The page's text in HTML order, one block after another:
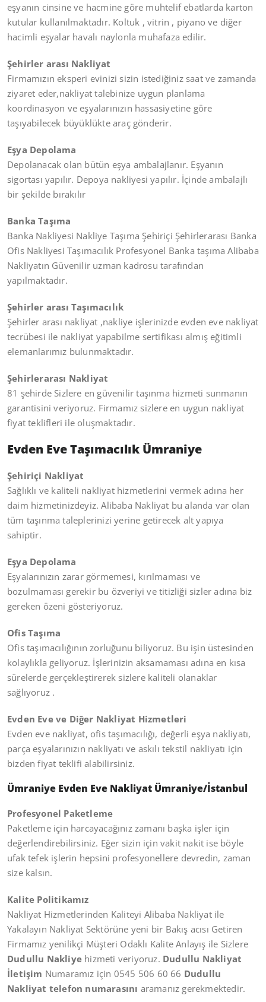
eşyanın cinsine ve hacmine göre muhtelif ebatlarda karton
kutular kullanılmaktadır. Koltuk , vitrin , piyano ve diğer
hacimli eşyalar havalı naylonla muhafaza edilir.
Şehirler arası Nakliyat
Firmamızın eksperi evinizi sizin istediğiniz saat ve zamanda
ziyaret eder,nakliyat talebinize uygun planlama
koordinasyon ve eşyalarınızın hassasiyetine göre
taşıyabilecek büyüklükte araç gönderir.
Eşya Depolama
Depolanacak olan bütün eşya ambalajlanır. Eşyanın
sigortası yapılır. Depoya nakliyesi yapılır. İçinde ambalajlı
bir şekilde bırakılır
Banka Taşıma
Banka Nakliyesi Nakliye Taşıma Şehiriçi Şehirlerarası Banka
Ofis Nakliyesi Taşımacılık Profesyonel Banka taşıma Alibaba
Nakliyatın Güvenilir uzman kadrosu tarafından
yapılmaktadır.
Şehirler arası Taşımacılık
Şehirler arası nakliyat ,nakliye işlerinizde evden eve nakliyat
tecrübesi ile nakliyat yapabilme sertifikası almış eğitimli
elemanlarımız bulunmaktadır.
Şehirlerarası Nakliyat
81 şehirde Sizlere en güvenilir taşınma hizmeti sunmanın
garantisini veriyoruz. Firmamız sizlere en uygun nakliyat
fiyat teklifleri ile oluşmaktadır.
Evden Eve Taşımacılık Ümraniye
Şehiriçi Nakliyat
Sağlıklı ve kaliteli nakliyat hizmetlerini vermek adına her
daim hizmetinizdeyiz. Alibaba Nakliyat bu alanda var olan
tüm taşınma taleplerinizi yerine getirecek alt yapıya
sahiptir.
Eşya Depolama
Eşyalarınızın zarar görmemesi, kırılmaması ve
bozulmaması gerekir bu özveriyi ve titizliği sizler adına biz
gereken özeni gösteriyoruz.
Ofis Taşıma
Ofis taşımacılığının zorluğunu biliyoruz. Bu işin üstesinden
kolaylıkla geliyoruz. İşlerinizin aksamaması adına en kısa
sürelerde gerçekleştirerek sizlere kaliteli olanaklar
sağlıyoruz .
Evden Eve ve Diğer Nakliyat Hizmetleri
Evden eve nakliyat, ofis taşımacılığı, değerli eşya nakliyatı,
parça eşyalarınızın nakliyatı ve askılı tekstil nakliyatı için
bizden fiyat teklifi alabilirsiniz.
Ümraniye Evden Eve Nakliyat Ümraniye/İstanbul
Profesyonel Paketleme
Paketleme için harcayacağınız zamanı başka işler için
değerlendirebilirsiniz. Eğer sizin için vakit nakit ise böyle
ufak tefek işlerin hepsini profesyonellere devredin, zaman
size kalsın.
Kalite Politikamız
Nakliyat Hizmetlerinden Kaliteyi Alibaba Nakliyat ile
Yakalayın Nakliyat Sektörüne yeni bir Bakış acısı Getiren
Firmamız yenilikçi Müşteri Odaklı Kalite Anlayış ile Sizlere
Dudullu Nakliye hizmeti veriyoruz. Dudullu Nakliyat
İletişim Numaramız için 0545 506 60 66 Dudullu
Nakliyat telefon numarasını aramanız gerekmektedir.